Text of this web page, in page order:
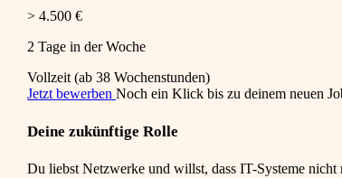
> 4.500 €
2 Tage in der Woche
Vollzeit (ab 38 Wochenstunden)
Jetzt bewerben Noch ein Klick bis zu deinem neuen
Deine zukünftige Rolle
Du liebst Netzwerke und willst, dass IT-Systeme